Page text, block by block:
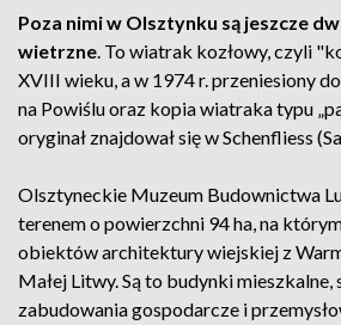
Poza nimi w Olsztynku są jeszcze
wietrzne. To wiatrak kozłowy, czyli
XVIII wieku, a w 1974 r. przeniesiony
na Powiślu oraz kopia wiatraka typu
oryginał znajdował się w Schenfliess
Olsztyneckie Muzeum Budownictwa
terenem o powierzchni 94 ha, na
obiektów architektury wiejskiej z
Małej Litwy. Są to budynki mieszkalne,
zabudowania gospodarcze i